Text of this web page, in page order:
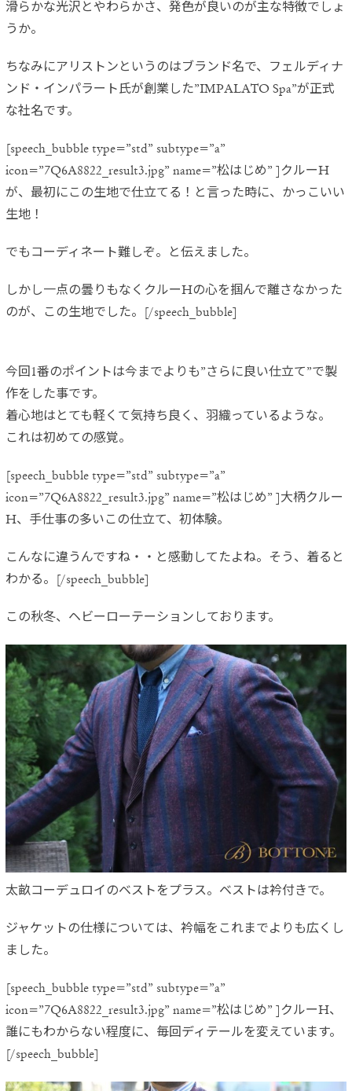
滑らかな光沢とやわらかさ、発色が良いのが主な特徴でしょ
うか。
ちなみにアリストンというのはブランド名で、フェルディナ
ンド・ インパラート氏が創業した”IMPALATO Spa”が正式
な社名です。
[speech_bubble type=”std” subtype=”a”
icon=”7Q6A8822_result3.jpg” name=”松はじめ” ]クルーH
が、最初にこの生地で仕立てる！と言った時に、かっこいい
生地！
でもコーディネート難しぞ。と伝えました。
しかし一点の曇りもなくクルーHの心を掴んで離さなかった
のが、この生地でした。[/speech_bubble]
今回1番のポイントは今までよりも”さらに良い仕立て”で製
作を した事です。
着心地はとても軽くて気持ち良く、羽織っているような。
これは初めての感覚。
[speech_bubble type=”std” subtype=”a”
icon=”7Q6A8822_result3.jpg” name=”松はじめ” ]大柄クルー
H、手仕事の多いこの仕立て、初体験。
こんなに違うんですね・・と感動してたよね。そう、着ると
わかる。[/speech_bubble]
この秋冬、ヘビーローテーションしております。
太畝コーデュロイのベストをプラス。ベストは衿付きで。
ジャケットの仕様については、衿幅をこれまでよりも広くし
ました。
[speech_bubble type=”std” subtype=”a”
icon=”7Q6A8822_result3.jpg” name=”松はじめ” ]クルーH、
誰にもわからない程度に、毎回ディテールを変えています。
[/speech_bubble]